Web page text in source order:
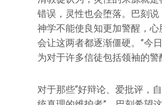
错误，灵性也会堕落。巴刻说
神学不能使良知更加警醒，
会让这两者都逐渐僵硬。”今
为对于许多信徒包括领袖的警
对于那些“好辩论、爱批评，